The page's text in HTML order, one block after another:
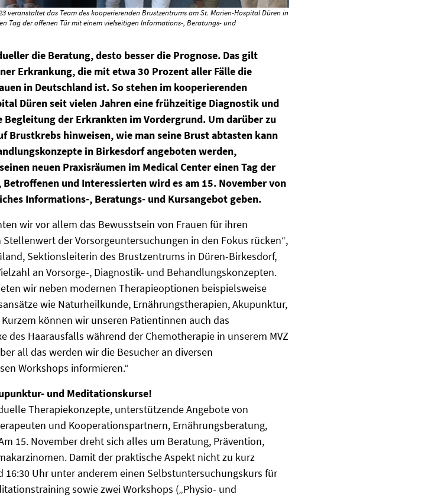
veranstaltet das Team des kooperierenden Brustzentrums am St. Marien-Hospital Düren in
Tag der offenen Tür mit einem vielseitigen Informations-, Beratungs- und
die Beratung, desto besser die Prognose. Das gilt
Erkrankung, die mit etwa 30 Prozent aller Fälle die
in Deutschland ist. So stehen im kooperierenden
Düren seit vielen Jahren eine frühzeitige Diagnostik und
der Erkrankten im Vordergrund. Um darüber zu
Brustkrebs hinweisen, wie man seine Brust abtasten kann
in Birkesdorf angeboten werden,
neuen Praxisräumen im Medical Center einen Tag der
und Interessierten wird es am 15. November von
Informations-, Beratungs- und Kursangebot geben.
wir vor allem das Bewusstsein von Frauen für ihren
der Vorsorgeuntersuchungen in den Fokus rücken“,
Sektionsleiterin des Brustzentrums in Düren-Birkesdorf,
an Vorsorge-, Diagnostik- und Behandlungskonzepten.
wir neben modernen Therapieoptionen beispielsweise
wie Naturheilkunde, Ernährungstherapien, Akupunktur,
können wir unseren Patientinnen auch das
des Haarausfalls während der Chemotherapie in unserem MVZ
all das werden wir die Besucher an diversen
Workshops informieren.“
und Meditationskurse!
Therapiekonzepte, unterstützende Angebote von
und Kooperationspartnern, Ernährungsberatung,
15. November dreht sich alles um Beratung, Prävention,
Damit der praktische Aspekt nicht zu kurz
16:30 Uhr unter anderem einen Selbstuntersuchungskurs für
sowie zwei Workshops („Physio- und